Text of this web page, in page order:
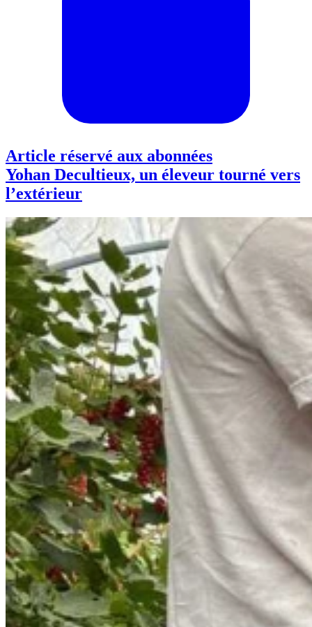
Article réservé aux abonnées
Yohan Decultieux, un éleveur tourné vers
l’extérieur